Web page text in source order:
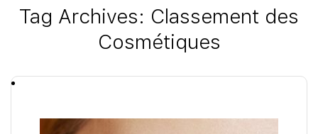
Tag Archives: Classement des
Cosmétiques